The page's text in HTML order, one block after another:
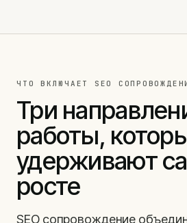
ЧТО ВКЛЮЧАЕТ SEO
Три
работы,
удерживают
росте
SEO сопровождение